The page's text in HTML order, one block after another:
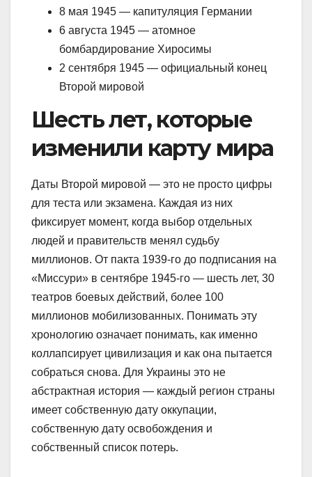
8 мая 1945 — капитуляция Германии
6 августа 1945 — атомное
бомбардирование Хиросимы
2 сентября 1945 — официальный конец
Второй мировой
Шесть лет, которые
изменили карту мира
Даты Второй мировой — это не просто цифры
для теста или экзамена. Каждая из них
фиксирует момент, когда выбор отдельных
людей и правительств менял судьбу
миллионов. От пакта 1939-го до подписания на
«Миссури» в сентябре 1945-го — шесть лет, 30
театров боевых действий, более 100
миллионов мобилизованных. Понимать эту
хронологию означает понимать, как именно
коллапсирует цивилизация и как она пытается
собраться снова. Для Украины это не
абстрактная история — каждый регион страны
имеет собственную дату оккупации,
собственную дату освобождения и
собственный список потерь.